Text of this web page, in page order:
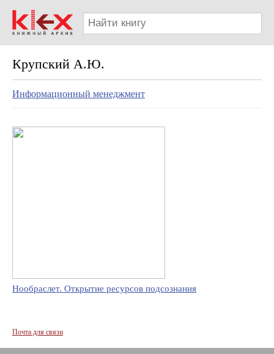
Крупский А.Ю.
Информационный менеджмент
Нообраслет. Открытие ресурсов подсознания
Почта для связи